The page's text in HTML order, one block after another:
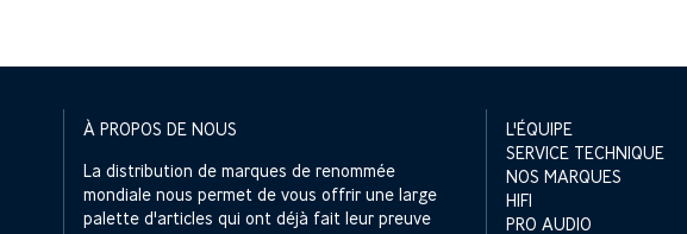
À PROPOS DE NOUS
La distribution de marques de renommée
mondiale nous permet de vous offrir une large
palette d'articles qui ont déjà fait leur preuve
L'ÉQUIPE
SERVICE TECHNIQUE
NOS MARQUES
HIFI
PRO AUDIO